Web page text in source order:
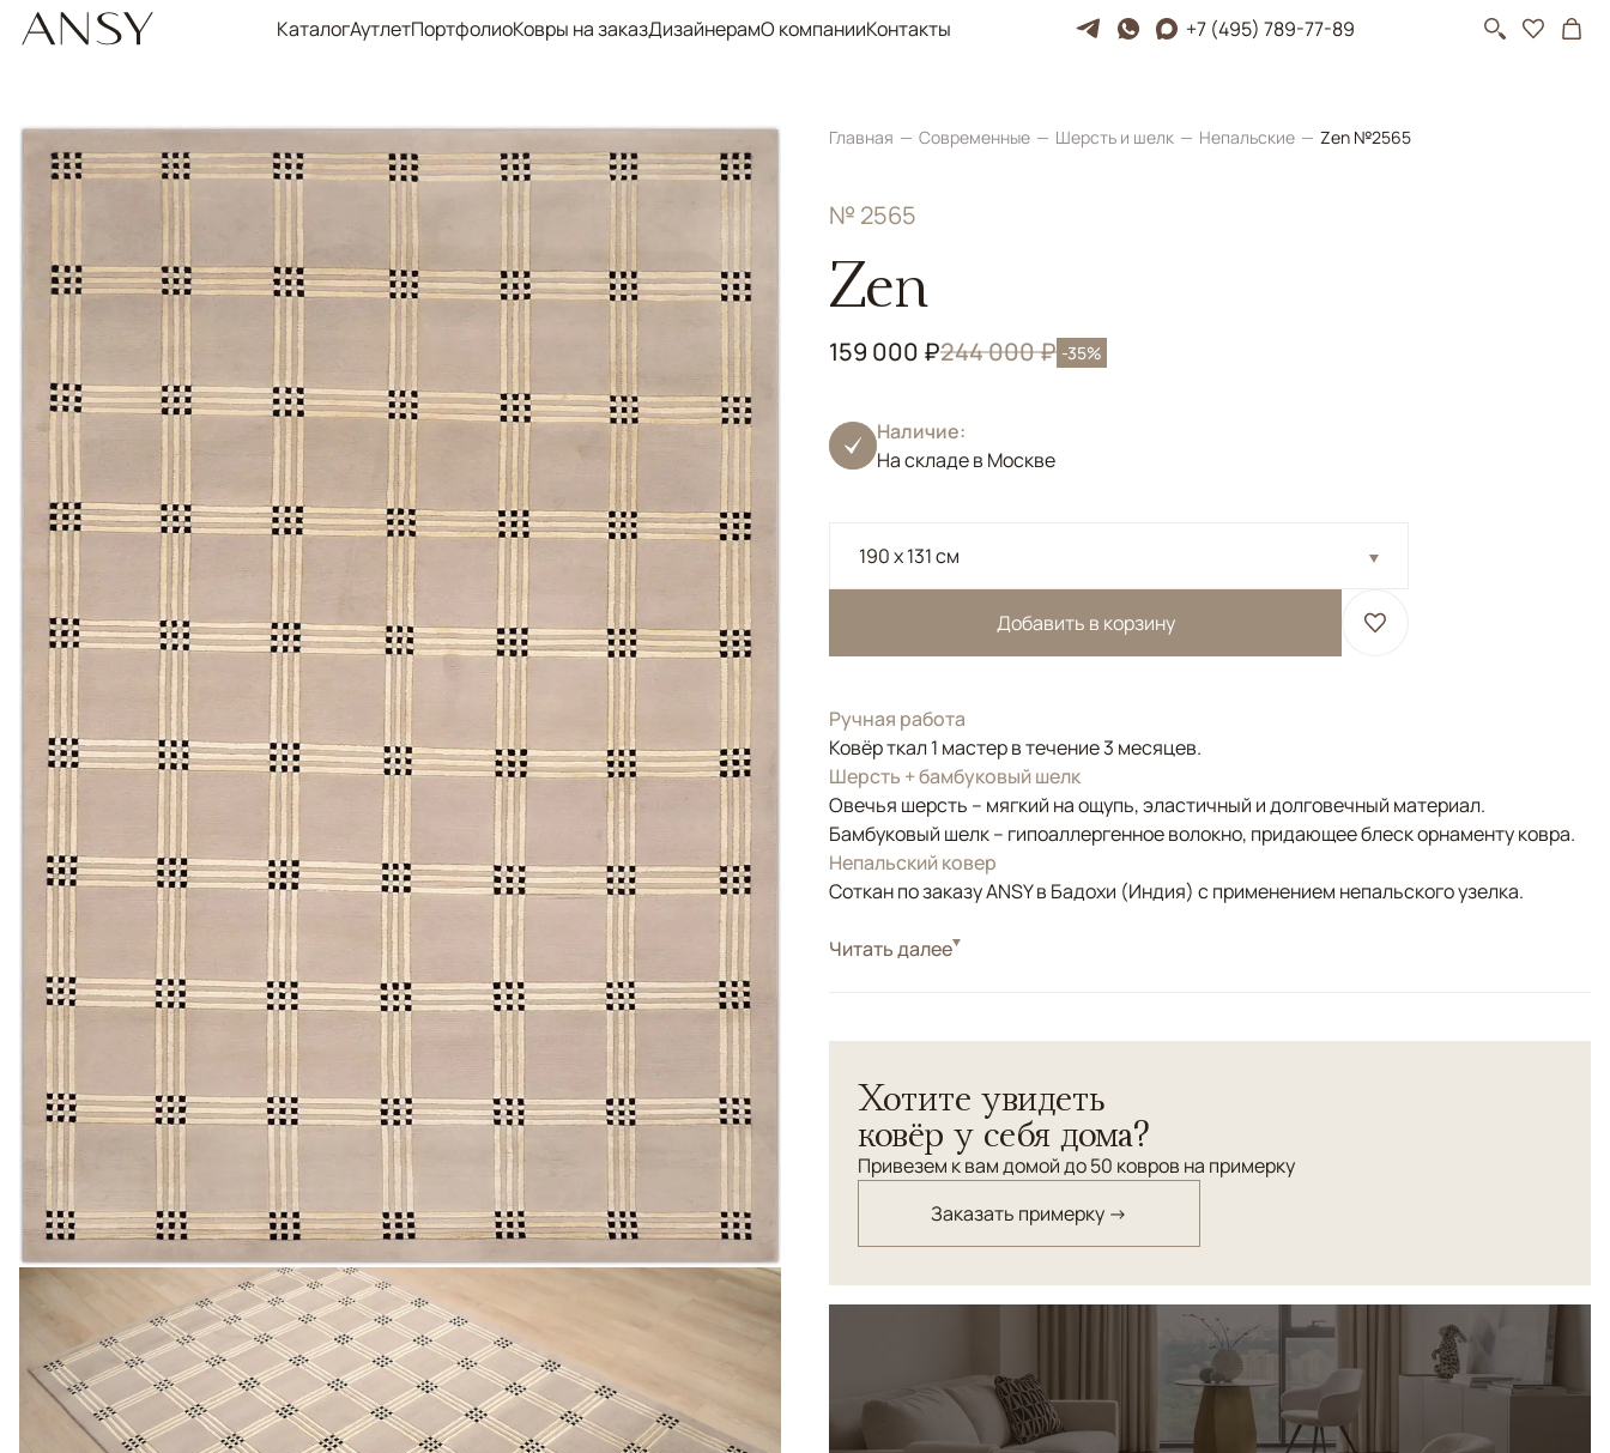
КаталогАутлетПортфолиоКовры на заказДизайнерамО компанииКонтакты +7 (495) 789-77-89
Главная Современные Шерсть и шелк Непальские Zen №2565
№ 2565
Zen
159 000 ₽244 000 ₽ -35%
Наличие:
На складе в Москве
190 x 131 см
Добавить в корзину
Ручная работа
Ковёр ткал 1 мастер в течение 3 месяцев.
Шерсть + бамбуковый шелк
Овечья шерсть – мягкий на ощупь, эластичный и долговечный материал.
Бамбуковый шелк – гипоаллергенное волокно, придающее блеск орнаменту ковра.
Непальский ковер
Соткан по заказу ANSY в Бадохи (Индия) с применением непальского узелка.
СтильСовременные
минимализм.
Читать далее
Хотите увидеть
ковёр у себя дома?
Привезем к вам домой до 50 ковров на примерку
Заказать примерку →